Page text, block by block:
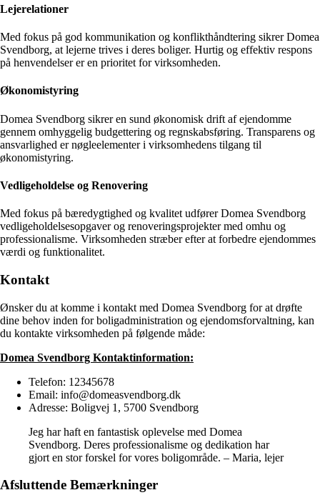
Lejerelationer
Med fokus på god kommunikation og konflikthåndtering sikrer Domea
Svendborg, at lejerne trives i deres boliger. Hurtig og effektiv respons
på henvendelser er en prioritet for virksomheden.
Økonomistyring
Domea Svendborg sikrer en sund økonomisk drift af ejendomme
gennem omhyggelig budgettering og regnskabsføring. Transparens og
ansvarlighed er nøgleelementer i virksomhedens tilgang til
økonomistyring.
Vedligeholdelse og Renovering
Med fokus på bæredygtighed og kvalitet udfører Domea Svendborg
vedligeholdelsesopgaver og renoveringsprojekter med omhu og
professionalisme. Virksomheden stræber efter at forbedre ejendommes
værdi og funktionalitet.
Kontakt
Ønsker du at komme i kontakt med Domea Svendborg for at drøfte
dine behov inden for boligadministration og ejendomsforvaltning, kan
du kontakte virksomheden på følgende måde:
Domea Svendborg Kontaktinformation:
Telefon: 12345678
Email: info@domeasvendborg.dk
Adresse: Boligvej 1, 5700 Svendborg
Jeg har haft en fantastisk oplevelse med Domea
Svendborg. Deres professionalisme og dedikation har
gjort en stor forskel for vores boligområde. – Maria, lejer
Afsluttende Bemærkninger